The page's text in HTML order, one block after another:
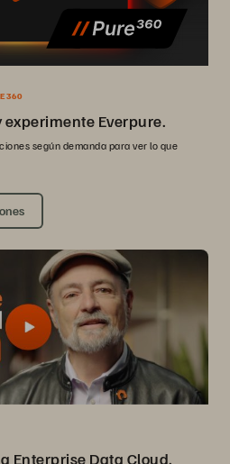
Everpure.
según demanda para ver lo que
Enterprise Data Cloud.